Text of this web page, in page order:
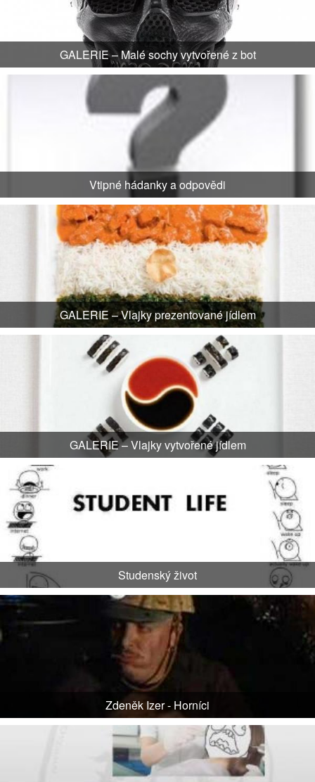
GALERIE – Malé sochy vytvořené z bot
Vtipné hádanky a odpovědi
GALERIE – Vlajky prezentované jídlem
GALERIE – Vlajky vytvořené jídlem
Studenský život
Zdeněk Izer - Horníci